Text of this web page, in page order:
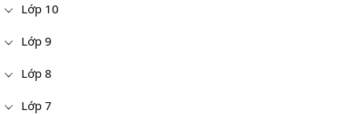
Lớp 10
Lớp 9
Lớp 8
Lớp 7